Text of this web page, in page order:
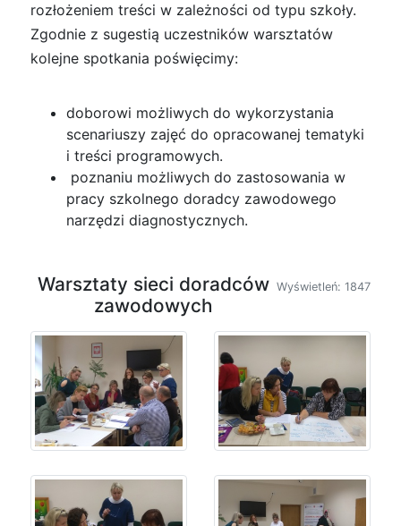
rozłożeniem treści w zależności od typu szkoły.
Zgodnie z sugestią uczestników warsztatów
kolejne spotkania poświęcimy:
doborowi możliwych do wykorzystania
scenariuszy zajęć do opracowanej tematyki
i treści programowych.
poznaniu możliwych do zastosowania w
pracy szkolnego doradcy zawodowego
narzędzi diagnostycznych.
Wyświetleń: 1847
Warsztaty sieci doradców
zawodowych